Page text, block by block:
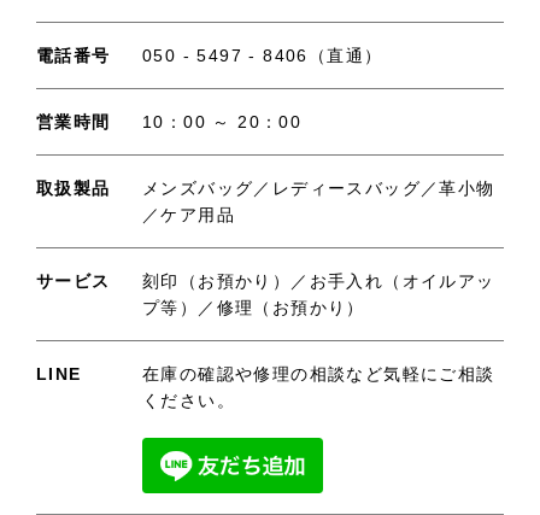
電話番号 050 - 5497 - 8406（直通）
営業時間 10：00 ～ 20：00
取扱製品
メンズバッグ／レディースバッグ／革小物
／ケア用品
サービス
刻印（お預かり）／お手入れ（オイルアッ
プ等）／修理（お預かり）
LINE
在庫の確認や修理の相談など気軽にご相談
ください。